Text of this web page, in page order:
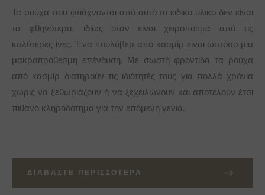
Τα ρούχα που φτιάχνονται από αυτό το ειδικό υλικό δεν είναι
τα φθηνότερα, ιδίως όταν είναι χειροποίητα από τις
καλύτερες ίνες. Ένα πουλόβερ από κασμίρ είναι ωστόσο μια
μακροπρόθεσμη επένδυση. Με σωστή φροντίδα τα ρούχα
από κασμίρ διατηρούν τις ιδιότητές τους για πολλά χρόνια
χωρίς να ξεθωριάζουν ή να ξεχειλώνουν και αποτελούν έτσι
πιθανό κληροδότημα για την επόμενη γενιά.
ΔΙΑΒΆΣΤΕ ΠΕΡΙΣΣΌΤΕΡΑ